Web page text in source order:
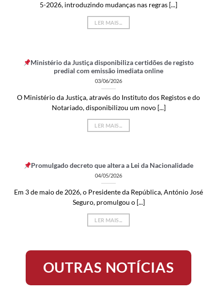
5-2026, introduzindo mudanças nas regras [...]
LER MAIS...
Ministério da Justiça disponibiliza certidões de registo
predial com emissão imediata online
03/06/2026
O Ministério da Justiça, através do Instituto dos Registos e do
Notariado, disponibilizou um novo [...]
LER MAIS...
Promulgado decreto que altera a Lei da Nacionalidade
04/05/2026
Em 3 de maio de 2026, o Presidente da República, António José
Seguro, promulgou o [...]
LER MAIS...
OUTRAS NOTÍCIAS